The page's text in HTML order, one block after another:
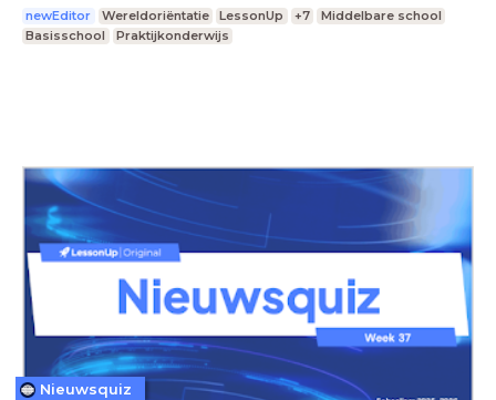
newEditor Wereldoriëntatie LessonUp +7
Middelbare school
Basisschool
Praktijkonderwijs
Nieuwsquiz